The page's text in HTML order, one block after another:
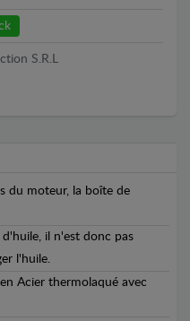
S.R.L
du moteur, la boîte de
il n'est donc pas
l'huile.
Acier thermolaqué avec